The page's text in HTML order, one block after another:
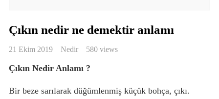
Çıkın nedir ne demektir anlamı
21 Ekim 2019 Nedir 580 views
Çıkın Nedir Anlamı ?
Bir beze sarılarak düğümlenmiş küçük bohça, çıkı.